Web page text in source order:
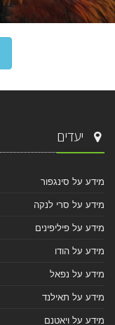
יעדים
מידע על סינגפור
מידע על סרי לנקה
מידע על פיליפינים
מידע על הודו
מידע על נפאל
מידע על תאילנד
מידע על ויאטנם